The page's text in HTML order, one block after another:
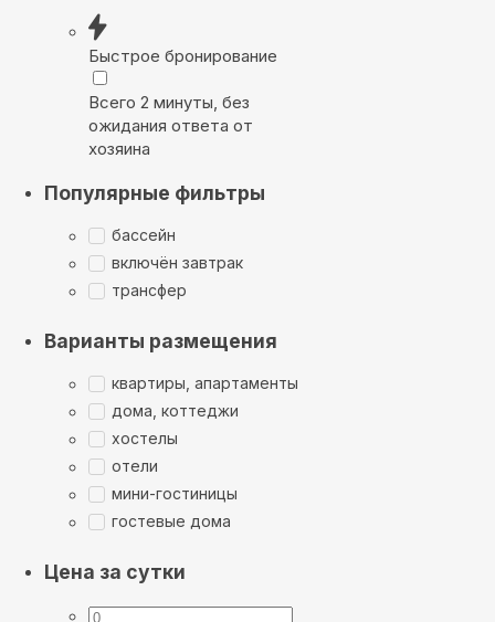
Быстрое бронирование
Всего 2 минуты, без
ожидания ответа от
хозяина
Популярные фильтры
бассейн
включён завтрак
трансфер
Варианты размещения
квартиры, апартаменты
дома, коттеджи
хостелы
отели
мини-гостиницы
гостевые дома
Цена за сутки